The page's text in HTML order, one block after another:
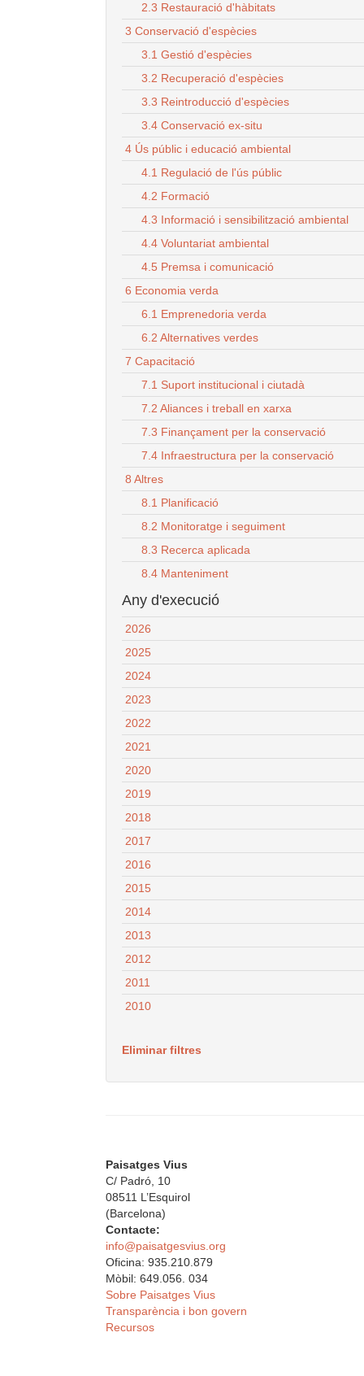
2.3 Restauració d'hàbitats
3 Conservació d'espècies
3.1 Gestió d'espècies
3.2 Recuperació d'espècies
3.3 Reintroducció d'espècies
3.4 Conservació ex-situ
4 Ús públic i educació ambiental
4.1 Regulació de l'ús públic
4.2 Formació
4.3 Informació i sensibilització ambiental
4.4 Voluntariat ambiental
4.5 Premsa i comunicació
6 Economia verda
6.1 Emprenedoria verda
6.2 Alternatives verdes
7 Capacitació
7.1 Suport institucional i ciutadà
7.2 Aliances i treball en xarxa
7.3 Finançament per la conservació
7.4 Infraestructura per la conservació
8 Altres
8.1 Planificació
8.2 Monitoratge i seguiment
8.3 Recerca aplicada
8.4 Manteniment
Any d'execució
2026
2025
2024
2023
2022
2021
2020
2019
2018
2017
2016
2015
2014
2013
2012
2011
2010
Eliminar filtres
Paisatges Vius
C/ Padró, 10
08511 L’Esquirol
(Barcelona)
Contacte:
info@paisatgesvius.org
Oficina: 935.210.879
Mòbil: 649.056. 034
Sobre Paisatges Vius
Transparència i bon govern
Recursos